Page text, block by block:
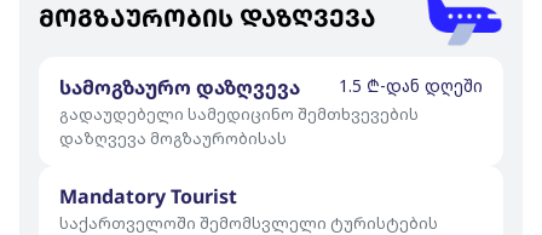
მოგზაურობის დაზღვევა
სამოგზაურო დაზღვევა 1.5 ₾-დან დღეში
გადაუდებელი სამედიცინო შემთხვევების
დაზღვევა მოგზაურობისას
Mandatory Tourist
საქართველოში შემომსვლელი ტურისტების